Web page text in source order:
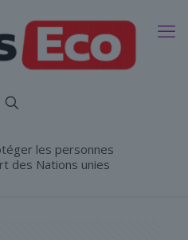
les personnes
des Nations unies